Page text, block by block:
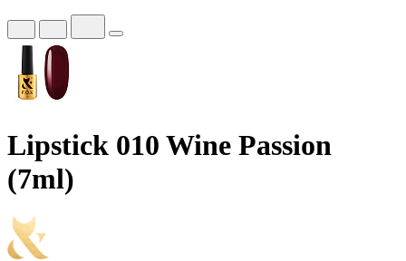
Lipstick 010 Wine Passion
(7ml)